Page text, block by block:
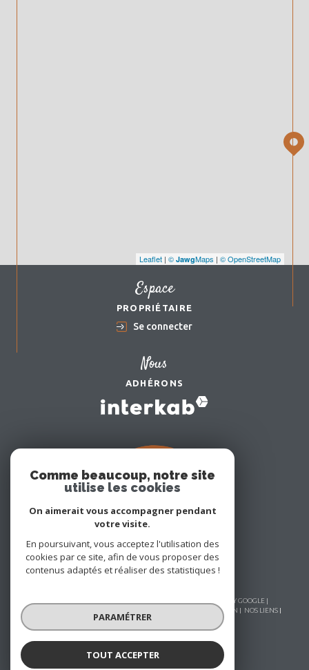
Leaflet | © JawgMaps | © OpenStreetMap
Espace
PROPRIÉTAIRE
Se connecter
Nous
ADHÉRONS
© 2026 | TOUS DROITS RÉSERVÉS | TRADUCTION POWERED BY GOOGLE |
ADMIN
NOS LIENS
POLITIQUE RGPD
Comme beaucoup, notre site
utilise les cookies
On aimerait vous accompagner pendant
votre visite.
En poursuivant, vous acceptez l'utilisation des
cookies par ce site, afin de vous proposer des
contenus adaptés et réaliser des statistiques !
PARAMÉTRER
TOUT ACCEPTER